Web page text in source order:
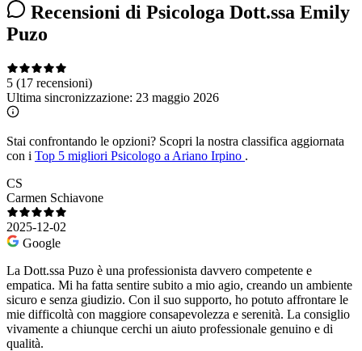
Recensioni di Psicologa Dott.ssa Emily
Puzo
5 (17 recensioni)
Ultima sincronizzazione: 23 maggio 2026
Stai confrontando le opzioni? Scopri la nostra classifica aggiornata
con i Top 5 migliori Psicologo a Ariano Irpino .
CS
Carmen Schiavone
2025-12-02
Google
La Dott.ssa Puzo è una professionista davvero competente e
empatica. Mi ha fatta sentire subito a mio agio, creando un ambiente
sicuro e senza giudizio. Con il suo supporto, ho potuto affrontare le
mie difficoltà con maggiore consapevolezza e serenità. La consiglio
vivamente a chiunque cerchi un aiuto professionale genuino e di
qualità.